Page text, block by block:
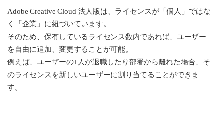
Adobe Creative Cloud 法人版は、ライセンスが「個人」ではな
く「企業」に紐づいています。
そのため、保有しているライセンス数内であれば、ユーザー
を自由に追加、変更することが可能。
例えば、ユーザーの1人が退職したり部署から離れた場合、そ
のライセンスを新しいユーザーに割り当てることができま
す。